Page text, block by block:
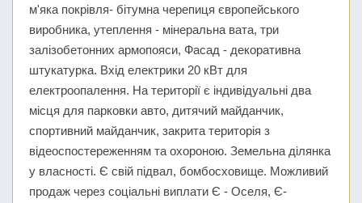
м'яка покрівля- бітумна черепиця європейського
виробника, утеплення - мінеральна вата, три
залізобетонних армопояси, Фасад - декоративна
штукатурка. Вхід електрики 20 кВт для
електроопалення. На території є індивідуальні два
місця для парковки авто, дитячий майданчик,
спортивний майданчик, закрита територія з
відеоспостереженням та охороною. Земельна ділянка
у власності. Є свій підвал, бомбосховище. Можливий
продаж через соціальні виплати Є - Оселя, Є-